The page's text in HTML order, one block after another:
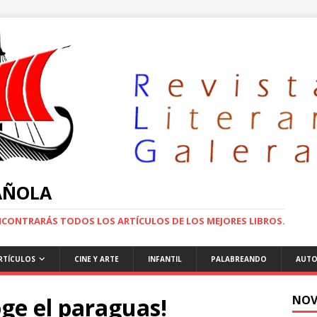
TODOS LOS ARTÍCULOS DE LOS MEJORES LIBROS.
CINE Y ARTE INFANTIL PALABREANDO
el paraguas!